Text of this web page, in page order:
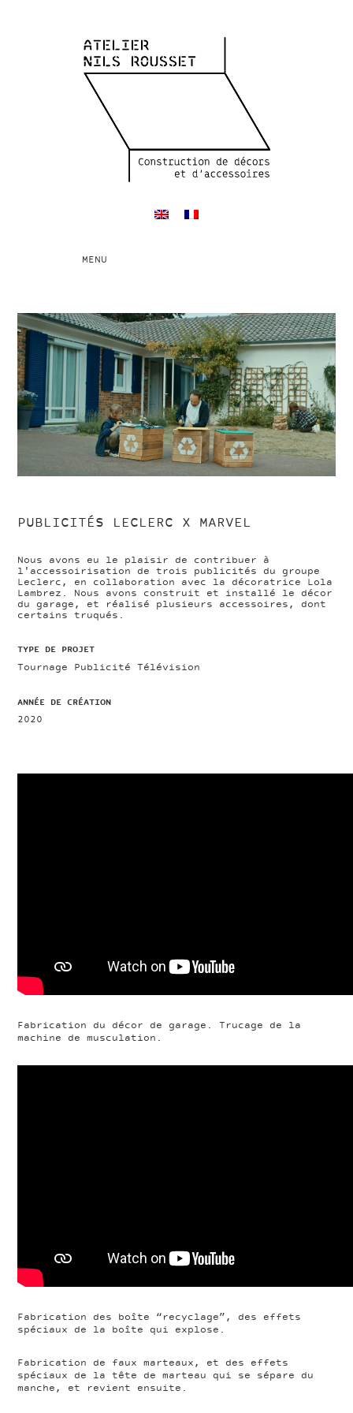
Toggle
MENU
PUBLICITÉS LECLERC X MARVEL
Nous avons eu le plaisir de contribuer à
l'accessoirisation de trois publicités du groupe
Leclerc, en collaboration avec la décoratrice Lola
Lambrez. Nous avons construit et installé le décor
du garage, et réalisé plusieurs accessoires, dont
certains truqués.
TYPE DE PROJET
Tournage Publicité Télévision
ANNÉE DE CRÉATION
2020
Fabrication du décor de garage. Trucage de la
machine de musculation.
Fabrication des boîte “recyclage”, des effets
spéciaux de la boîte qui explose.
Fabrication de faux marteaux, et des effets
spéciaux de la tête de marteau qui se sépare du
manche, et revient ensuite.